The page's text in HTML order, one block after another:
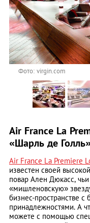
Фото: virgin.com
Air France La
«Шарль де
Air France La Premiere
известен своей
повар Ален Дюкасс,
«мишленовскую»
бизнес-пространстве
принадлежностями. А
можете с помощью